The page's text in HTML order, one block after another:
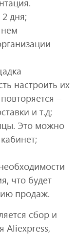
дня;
настроить их
–
и т.д;
Это можно
что будет
продаж.
сбор и
Аliexpress,